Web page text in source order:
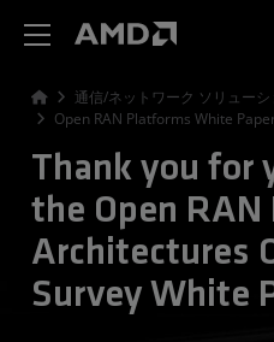
通信/ネットワーク ソリューシ
Open RAN Platforms White
Thank you for
the Open
Architectures
Survey White